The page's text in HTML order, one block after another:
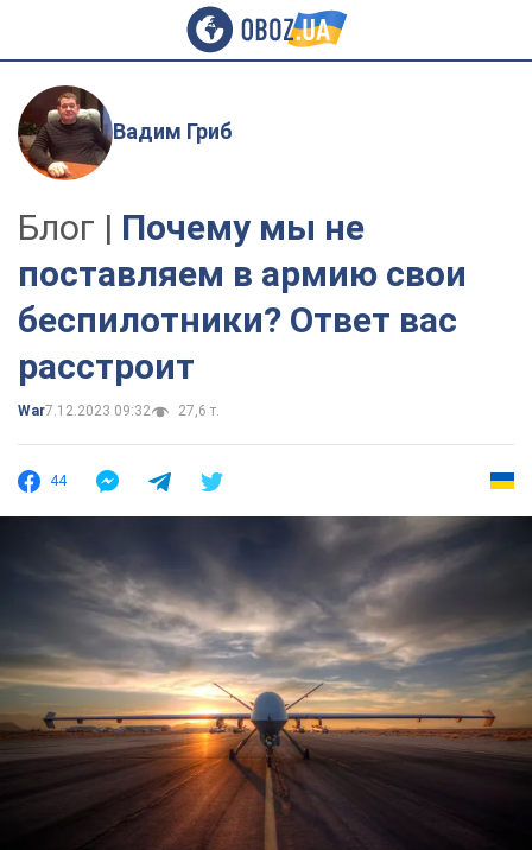
Вадим Гриб
Блог | Почему мы не
поставляем в армию свои
беспилотники? Ответ вас
расстроит
War7.12.2023 09:32 27,6 т.
44